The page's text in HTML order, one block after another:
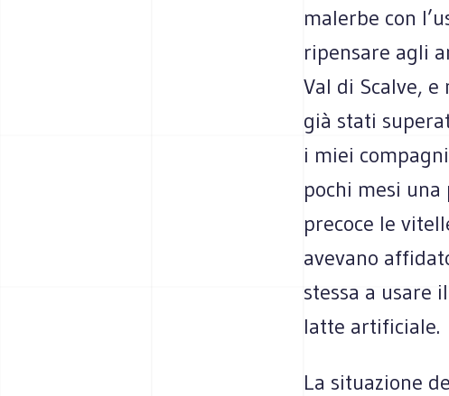
malerbe con
ripensare agli
Val di Scalve,
già stati
i miei
pochi mesi una
precoce le
avevano
stessa a usare
latte artificiale.
La situazione